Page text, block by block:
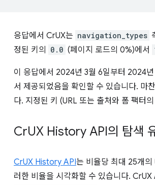
응답에서 CrUX는 navigation_types
정된 키의
0.0 (페이지 로드의 0%)에서
이 응답에서 2024년 3월 6일부터 2024
서 제공되었음을 확인할 수 있습니다. 마
다. 지정된 키 (URL 또는 출처와 폼 팩터
CrUX History API의 탐색
CrUX History API는 비율당 최대 25개의
러한 비율을 시각화할 수 있습니다.